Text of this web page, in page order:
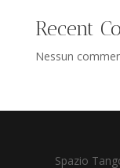
Recent
Nessun
Spazio